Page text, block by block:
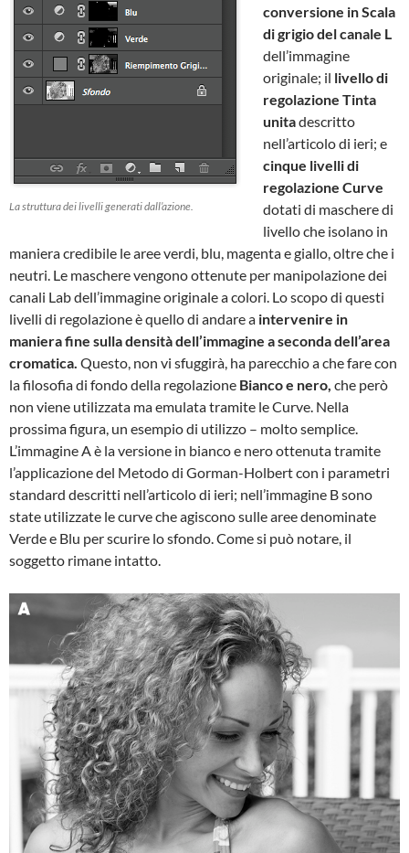
La struttura dei livelli generati dall’azione.
conversione in Scala
di grigio del canale L
dell’immagine
originale; il livello di
regolazione Tinta
unitadescritto
nell’articolo di ieri; e
cinque livelli di
regolazione Curve
dotati di maschere di
livello che isolano in
maniera credibile le aree verdi, blu, magenta e giallo, oltre che i
neutri. Le maschere vengono ottenute per manipolazione dei
canali Lab dell’immagine originale a colori. Lo scopo di questi
livelli di regolazione è quello di andare a intervenire in
maniera fine sulla densità dell’immagine a seconda dell’area
cromatica. Questo, non vi sfuggirà, ha parecchio a che fare con
la filosofia di fondo della regolazione Bianco e nero, che però
non viene utilizzata ma emulata tramite le Curve. Nella
prossima figura, un esempio di utilizzo – molto semplice.
L’immagine A è la versione in bianco e nero ottenuta tramite
l’applicazione del Metodo di Gorman-Holbert con i parametri
standard descritti nell’articolo di ieri; nell’immagine B sono
state utilizzate le curve che agiscono sulle aree denominate
Verde e Blu per scurire lo sfondo. Come si può notare, il
soggetto rimane intatto.